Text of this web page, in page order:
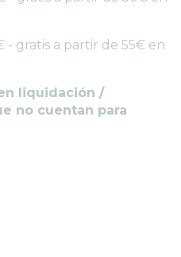
- gratis a partir de 55€ en
liquidación /
no cuentan para